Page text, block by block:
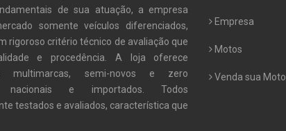
de sua atuação, a empresa
somente veículos diferenciados,
rigoroso critério técnico de avaliação que
e procedência. A loja oferece
multimarcas, semi-novos e zero
nacionais e importados. Todos
testados e avaliados, característica que
Empresa
Motos
Venda sua Moto